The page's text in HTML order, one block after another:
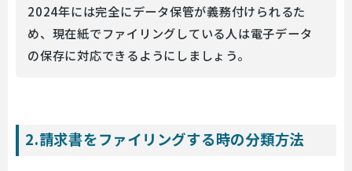
2024年には完全にデータ保管が義務付けられるた
め、現在紙でファイリングしている人は電子データ
の保存に対応できるようにしましょう。
2.請求書をファイリングする時の分類方法